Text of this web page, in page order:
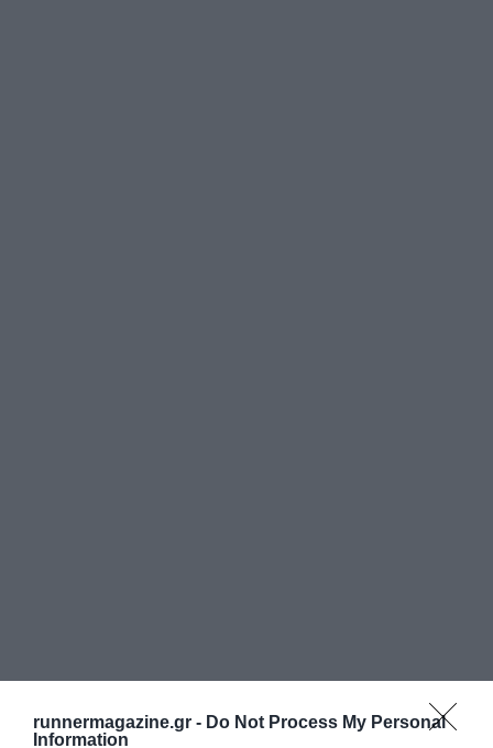
runnermagazine.gr - Do Not Process My Personal
Information